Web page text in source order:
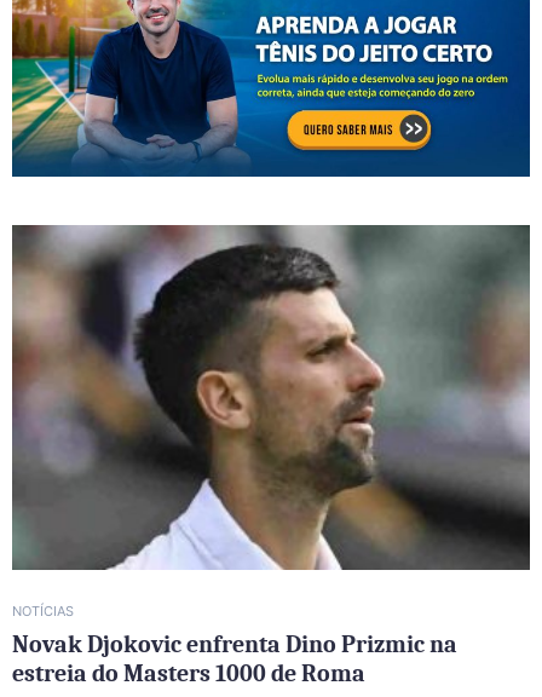
NOTÍCIAS
Novak Djokovic enfrenta Dino Prizmic na
estreia do Masters 1000 de Roma